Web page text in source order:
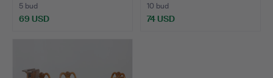
5 bud
69 USD
10 bud
74 USD